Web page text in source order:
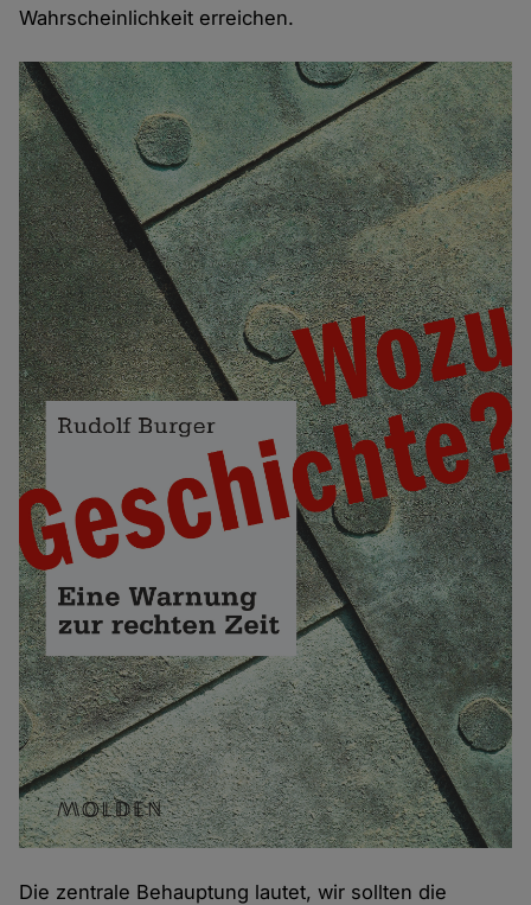
Wahrscheinlichkeit erreichen.
Die zentrale Behauptung lautet, wir sollten die